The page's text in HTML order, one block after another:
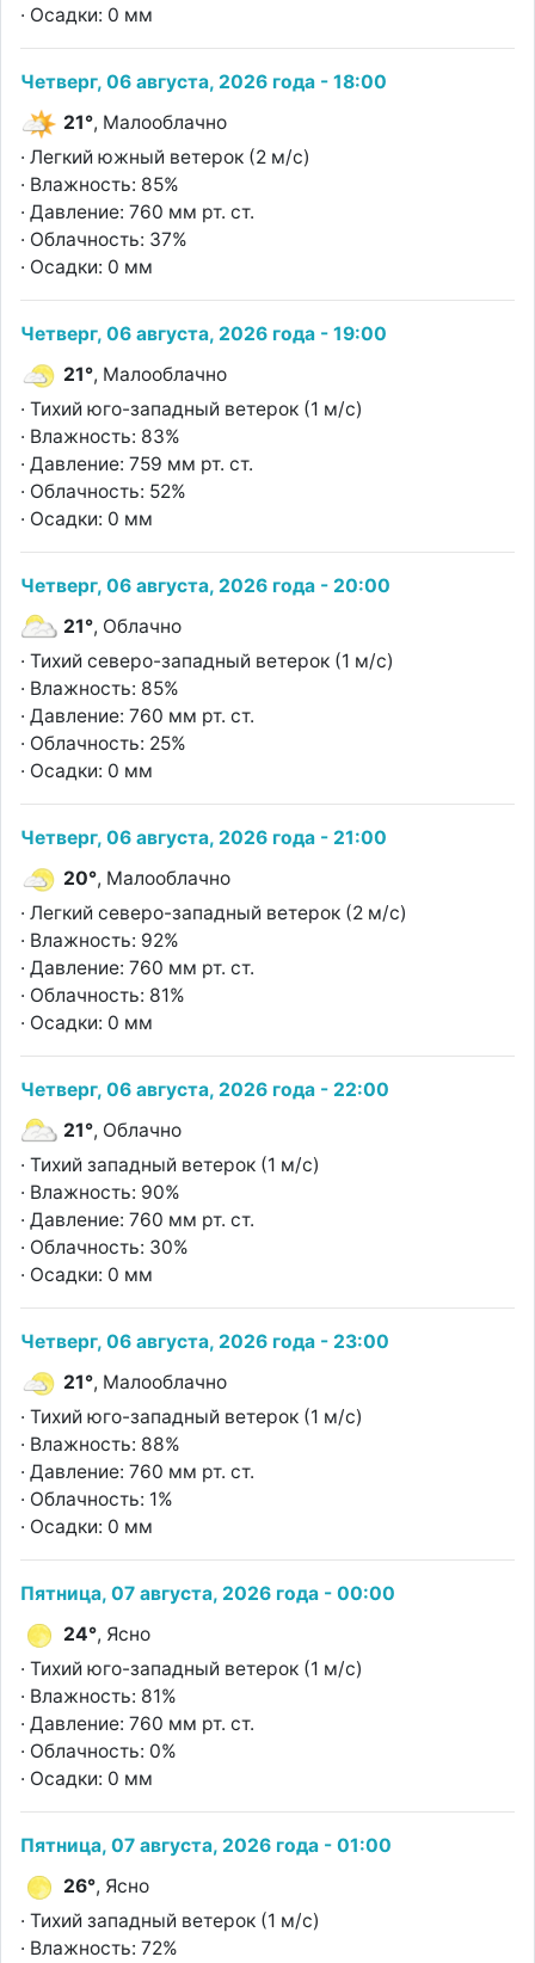
· Осадки: 0 мм
Четверг, 06 августа, 2026 года - 18:00
21°, Малооблачно
· Легкий южный ветерок (2 м/с)
· Влажность: 85%
· Давление: 760 мм рт. ст.
· Облачность: 37%
· Осадки: 0 мм
Четверг, 06 августа, 2026 года - 19:00
21°, Малооблачно
· Тихий юго-западный ветерок (1 м/с)
· Влажность: 83%
· Давление: 759 мм рт. ст.
· Облачность: 52%
· Осадки: 0 мм
Четверг, 06 августа, 2026 года - 20:00
21°, Облачно
· Тихий северо-западный ветерок (1 м/с)
· Влажность: 85%
· Давление: 760 мм рт. ст.
· Облачность: 25%
· Осадки: 0 мм
Четверг, 06 августа, 2026 года - 21:00
20°, Малооблачно
· Легкий северо-западный ветерок (2 м/с)
· Влажность: 92%
· Давление: 760 мм рт. ст.
· Облачность: 81%
· Осадки: 0 мм
Четверг, 06 августа, 2026 года - 22:00
21°, Облачно
· Тихий западный ветерок (1 м/с)
· Влажность: 90%
· Давление: 760 мм рт. ст.
· Облачность: 30%
· Осадки: 0 мм
Четверг, 06 августа, 2026 года - 23:00
21°, Малооблачно
· Тихий юго-западный ветерок (1 м/с)
· Влажность: 88%
· Давление: 760 мм рт. ст.
· Облачность: 1%
· Осадки: 0 мм
Пятница, 07 августа, 2026 года - 00:00
24°, Ясно
· Тихий юго-западный ветерок (1 м/с)
· Влажность: 81%
· Давление: 760 мм рт. ст.
· Облачность: 0%
· Осадки: 0 мм
Пятница, 07 августа, 2026 года - 01:00
26°, Ясно
· Тихий западный ветерок (1 м/с)
· Влажность: 72%